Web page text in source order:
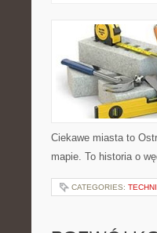
Ciekawe miasta to
mapie. To historia o
CATEGORIES: